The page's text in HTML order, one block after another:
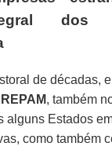
dos
de décadas,
REPAM, também
alguns Estados
como também